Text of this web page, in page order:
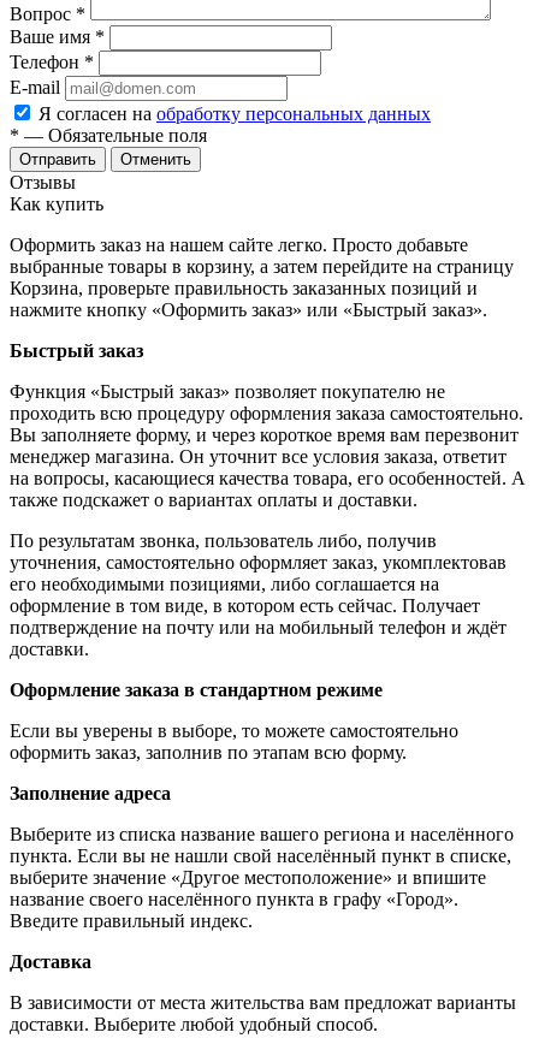
Вопрос *
Ваше имя *
Телефон *
E-mail
Я согласен на обработку персональных данных
* — Обязательные поля
Отменить
Отзывы
Как купить
Оформить заказ на нашем сайте легко. Просто добавьте
выбранные товары в корзину, а затем перейдите на страницу
Корзина, проверьте правильность заказанных позиций и
нажмите кнопку «Оформить заказ» или «Быстрый заказ».
Быстрый заказ
Функция «Быстрый заказ» позволяет покупателю не
проходить всю процедуру оформления заказа самостоятельно.
Вы заполняете форму, и через короткое время вам перезвонит
менеджер магазина. Он уточнит все условия заказа, ответит
на вопросы, касающиеся качества товара, его особенностей. А
также подскажет о вариантах оплаты и доставки.
По результатам звонка, пользователь либо, получив
уточнения, самостоятельно оформляет заказ, укомплектовав
его необходимыми позициями, либо соглашается на
оформление в том виде, в котором есть сейчас. Получает
подтверждение на почту или на мобильный телефон и ждёт
доставки.
Оформление заказа в стандартном режиме
Если вы уверены в выборе, то можете самостоятельно
оформить заказ, заполнив по этапам всю форму.
Заполнение адреса
Выберите из списка название вашего региона и населённого
пункта. Если вы не нашли свой населённый пункт в списке,
выберите значение «Другое местоположение» и впишите
название своего населённого пункта в графу «Город».
Введите правильный индекс.
Доставка
В зависимости от места жительства вам предложат варианты
доставки. Выберите любой удобный способ.